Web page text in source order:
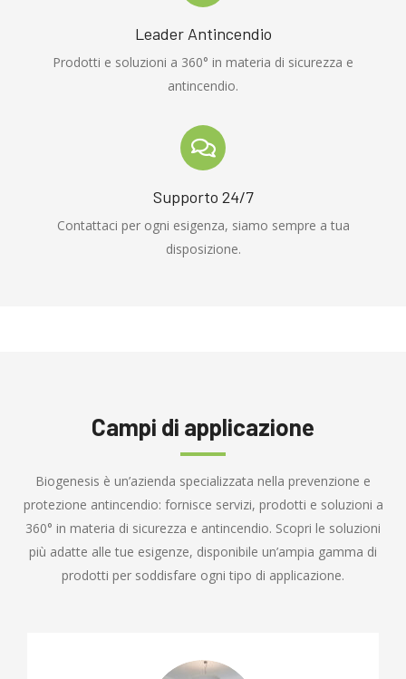
Leader Antincendio
Prodotti e soluzioni a 360° in materia di sicurezza e
antincendio.
Supporto 24/7
Contattaci per ogni esigenza, siamo sempre a tua
disposizione.
Campi di applicazione
Biogenesis è un’azienda specializzata nella prevenzione e
protezione antincendio: fornisce servizi, prodotti e soluzioni a
360° in materia di sicurezza e antincendio. Scopri le soluzioni
più adatte alle tue esigenze, disponibile un’ampia gamma di
prodotti per soddisfare ogni tipo di applicazione.